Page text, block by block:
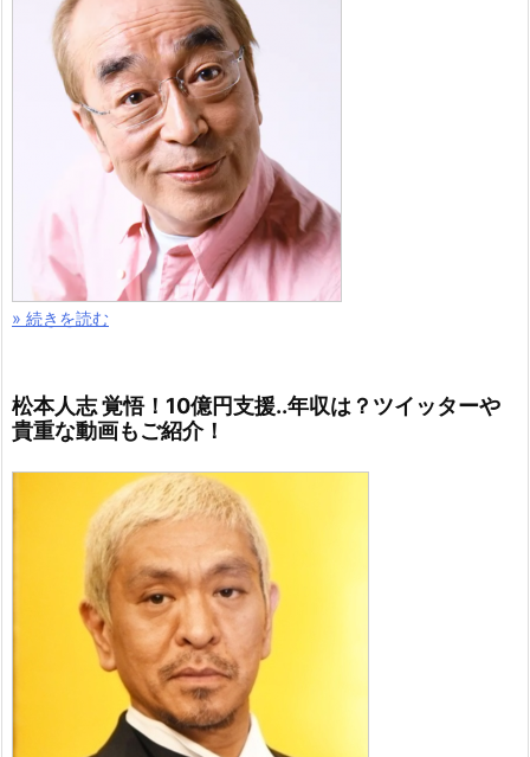
» 続きを読む
松本人志 覚悟！10億円支援..年収は？ツイッターや
貴重な動画もご紹介！